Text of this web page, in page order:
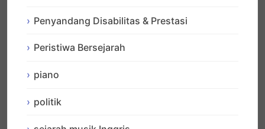
Penyandang Disabilitas & Prestasi
Peristiwa Bersejarah
piano
politik